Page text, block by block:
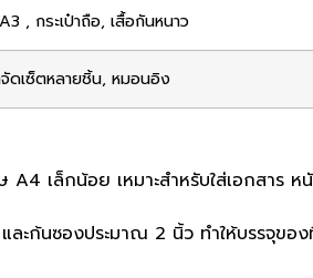
, กระเป๋าถือ, เสื้อกันหนาว
ดเซ็ตหลายชิ้น, หมอนอิง
เล็กน้อย เหมาะสำหรับใส่เอกสาร ห
ะก้นซองประมาณ 2 นิ้ว ทำให้บรรจุขอ